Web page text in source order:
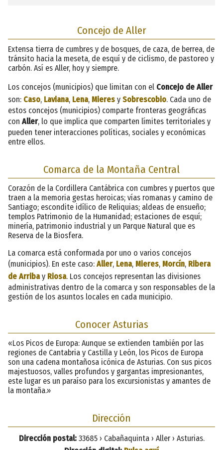
Concejo de Aller
Extensa tierra de cumbres y de bosques, de caza, de berrea, de
tránsito hacia la meseta, de esquí y de ciclismo, de pastoreo y
carbón. Así es Aller, hoy y siempre.
Los concejos (municipios) que limitan con el Concejo de Aller
son: Caso, Laviana, Lena, Mieres y Sobrescobio. Cada uno de
estos concejos (municipios) comparte fronteras geográficas
con Aller, lo que implica que comparten límites territoriales y
pueden tener interacciones políticas, sociales y económicas
entre ellos.
Comarca de la Montaña Central
Corazón de la Cordillera Cantábrica con cumbres y puertos que
traen a la memoria gestas heroicas; vías romanas y camino de
Santiago; escondite idílico de Reliquias; aldeas de ensueño;
templos Patrimonio de la Humanidad; estaciones de esquí;
minería, patrimonio industrial y un Parque Natural que es
Reserva de la Biosfera.
La comarca está conformada por uno o varios concejos
(municipios). En este caso: Aller, Lena, Mieres, Morcín, Ribera
de Arribay Riosa. Los concejos representan las divisiones
administrativas dentro de la comarca y son responsables de la
gestión de los asuntos locales en cada municipio.
Conocer Asturias
«Los Picos de Europa: Aunque se extienden también por las
regiones de Cantabria y Castilla y León, los Picos de Europa
son una cadena montañosa icónica de Asturias. Con sus picos
majestuosos, valles profundos y gargantas impresionantes,
este lugar es un paraíso para los excursionistas y amantes de
la montaña.»
Dirección
Dirección postal:33685 › Cabañaquinta › Aller › Asturias.